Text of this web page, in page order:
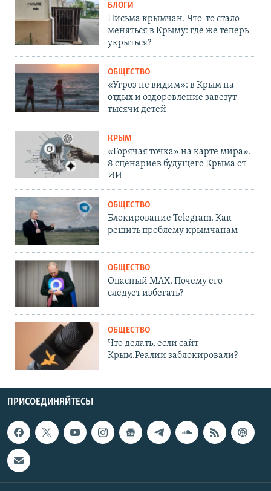
БЛОГИ
Письма крымчан. Что-то стало
меняться в Крыму: где же теперь
укрыться?
ОБЩЕСТВО
«Угроз не видим»: в Крым на
отдых и оздоровление завезут
тысячи детей
КРЫМ
«Горячая точка» на карте мира».
8 сценариев будущего Крыма от
ИИ
ОБЩЕСТВО
Блокирование Telegram. Как
решить проблему крымчанам
ОБЩЕСТВО
Опасный MAX. Почему его
следует избегать?
ОБЩЕСТВО
Что делать, если сайт
Крым.Реалии заблокировали?
ПРИСОЕДИНЯЙТЕСЬ!